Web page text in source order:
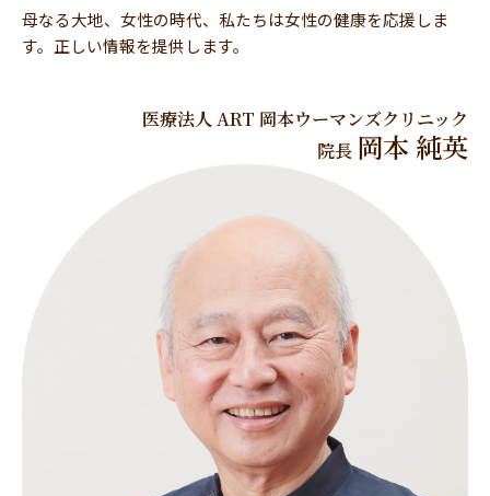
母なる大地、女性の時代、私たちは女性の健康を応援しま
す。正しい情報を提供します。
医療法人 ART 岡本ウーマンズクリニック
院長 岡本 純英